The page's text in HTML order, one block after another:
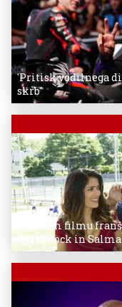
'Pritisk vodilnega
skrb'
V novem filmu
Chris Rock in